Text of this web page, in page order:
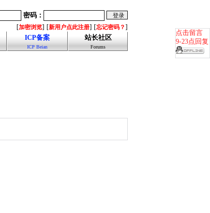
密码：
[加密浏览] [新用户点此注册] [忘记密码？]
ICP备案
ICP Beian
站长社区
Forums
点击留言
9-23点回复